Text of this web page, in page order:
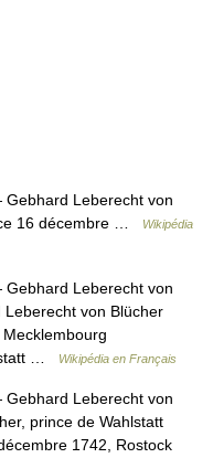
Leberecht von
16 décembre …
Wikipédia
Leberecht von
Leberecht von Blücher
…
Wikipédia en Français
Leberecht von
prince de Wahlstatt
1742, Rostock